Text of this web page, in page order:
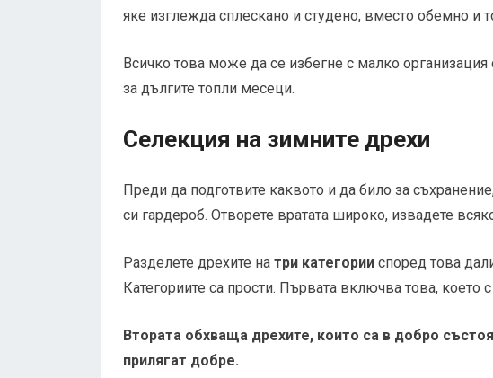
яке изглежда сплескано и студено, вместо обемно и
Всичко това може да се избегне с малко
за дългите топли месеци.
Селекция на зимните дрехи
Преди да подготвите каквото и да било за
си гардероб. Отворете вратата широко, извадете
Разделете дрехите на три категории според това
Категориите са прости. Първата включва това, което
Втората обхваща дрехите, които са в добро
прилягат добре.